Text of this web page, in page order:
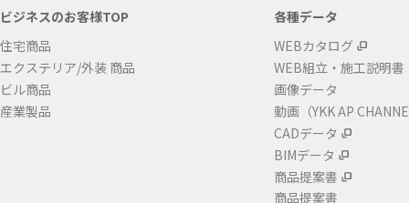
ビジネスのお客様TOP
住宅商品
エクステリア/外装 商品
ビル商品
産業製品
各種データ
WEBカタログ
WEB組立・施工説明書
画像データ
動画（YKK AP
CADデータ
BIMデータ
商品提案書
商品提案書